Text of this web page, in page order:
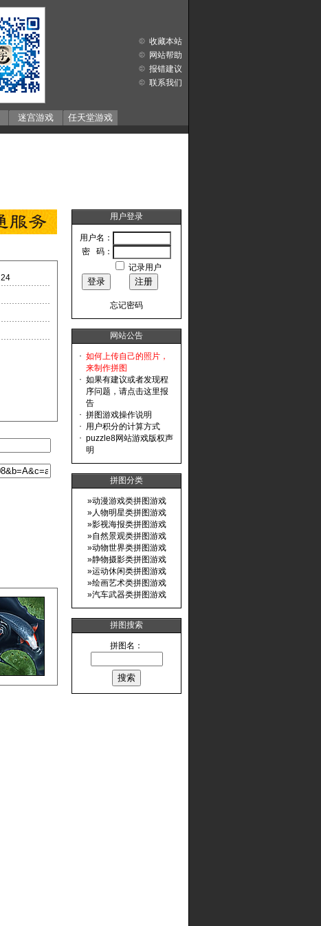
迷宫游戏 任天堂游戏
收藏本站
网站帮助
报错建议
联系我们
24
用户登录
用户名：
密 码：
记录用户
忘记密码
网站公告
· 如何上传自己的照片，
来制作拼图
· 如果有建议或者发现程
序问题，请点击这里报
告
· 拼图游戏操作说明
· 用户积分的计算方式
· puzzle8网站游戏版权声
明
拼图分类
»动漫游戏类拼图游戏
»人物明星类拼图游戏
»影视海报类拼图游戏
»自然景观类拼图游戏
»动物世界类拼图游戏
»静物摄影类拼图游戏
»运动休闲类拼图游戏
»绘画艺术类拼图游戏
»汽车武器类拼图游戏
拼图搜索
拼图名：